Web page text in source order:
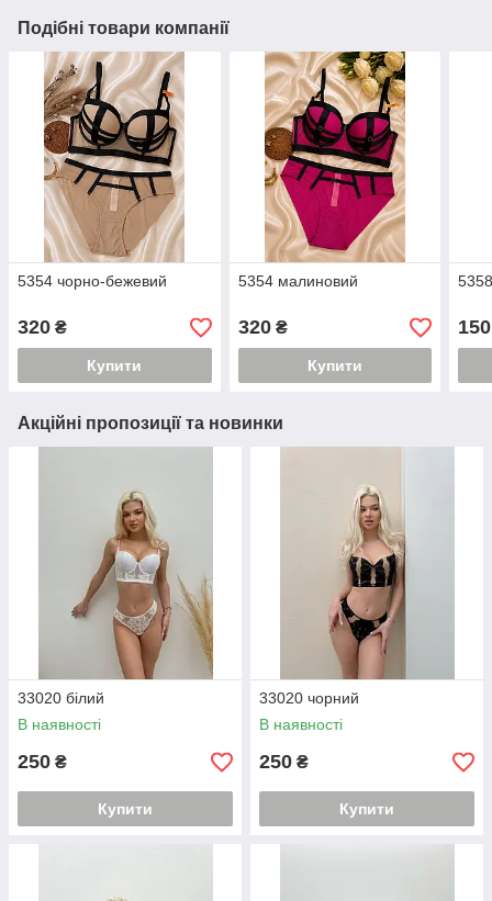
Подібні товари компанії
5354 чорно-бежевий
320 ₴
Купити
5354 малиновий
320₴
Купити
150
Акційні пропозиції та новинки
33020 білий
В наявності
250 ₴
Купити
33020 чорний
В наявності
250 ₴
Купити